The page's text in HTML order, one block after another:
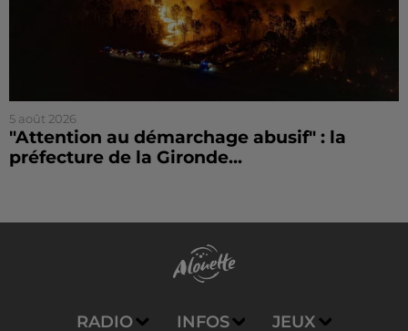
5 août 2026
"Attention au démarchage abusif" : la
préfecture de la Gironde...
RADIO INFOS JEUX